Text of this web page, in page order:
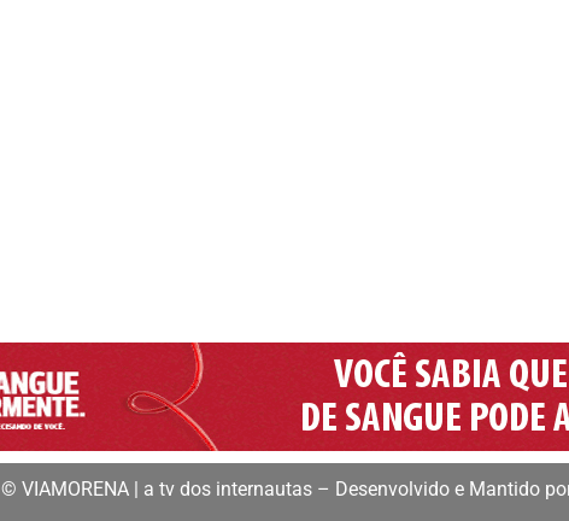
© VIAMORENA | a tv dos internautas – Desenvolvido e Mantido